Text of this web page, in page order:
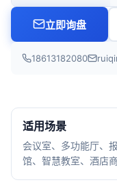
立即询盘
18613182080
适用场景
会议室、多功能厅、
馆、智慧教室、酒店